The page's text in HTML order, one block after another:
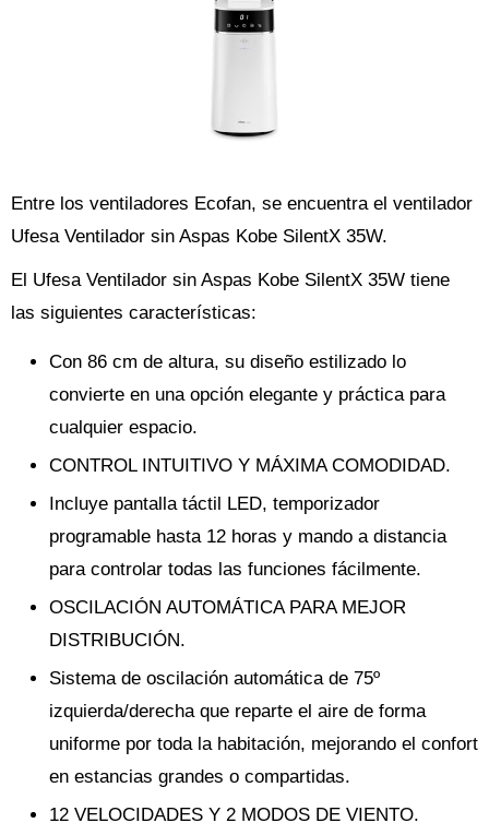
Entre los ventiladores Ecofan, se encuentra el ventilador
Ufesa Ventilador sin Aspas Kobe SilentX 35W.
El Ufesa Ventilador sin Aspas Kobe SilentX 35W tiene
las siguientes características:
Con 86 cm de altura, su diseño estilizado lo
convierte en una opción elegante y práctica para
cualquier espacio.
CONTROL INTUITIVO Y MÁXIMA COMODIDAD.
Incluye pantalla táctil LED, temporizador
programable hasta 12 horas y mando a distancia
para controlar todas las funciones fácilmente.
OSCILACIÓN AUTOMÁTICA PARA MEJOR
DISTRIBUCIÓN.
Sistema de oscilación automática de 75º
izquierda/derecha que reparte el aire de forma
uniforme por toda la habitación, mejorando el confort
en estancias grandes o compartidas.
12 VELOCIDADES Y 2 MODOS DE VIENTO.